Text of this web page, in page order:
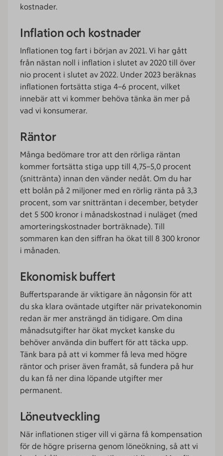
kostnader.
Inflation och kostnader
Inflationen tog fart i början av 2021. Vi har gått
från nästan noll i inflation i slutet av 2020 till över
nio procent i slutet av 2022. Under 2023 beräknas
inflationen fortsätta stiga 4–6 procent, vilket
innebär att vi kommer behöva tänka än mer på
vad vi konsumerar.
Räntor
Många bedömare tror att den rörliga räntan
kommer fortsätta stiga upp till 4,75–5,0 procent
(snittränta) innan den vänder nedåt. Om du har
ett bolån på 2 miljoner med en rörlig ränta på 3,3
procent, som var snitträntan i december, betyder
det 5 500 kronor i månadskostnad i nuläget (med
amorteringskostnader borträknade). Till
sommaren kan den siffran ha ökat till 8 300 kronor
i månaden.
Ekonomisk buffert
Buffertsparande är viktigare än någonsin för att
du ska klara oväntade utgifter när privatekonomin
redan är mer ansträngd än tidigare. Om dina
månadsutgifter har ökat mycket kanske du
behöver använda din buffert för att täcka upp.
Tänk bara på att vi kommer få leva med högre
räntor och priser även framåt, så fundera på hur
du kan få ner dina löpande utgifter mer
permanent.
Löneutveckling
När inflationen stiger vill vi gärna få kompensation
för de högre priserna genom löneökning, så att vi